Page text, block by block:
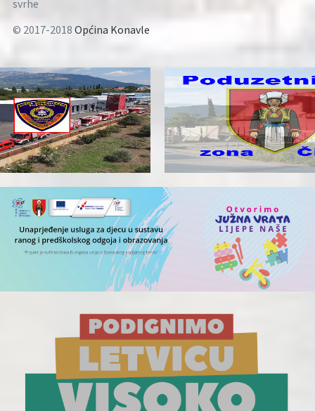
svrhe
© 2017-2018 Općina Konavle